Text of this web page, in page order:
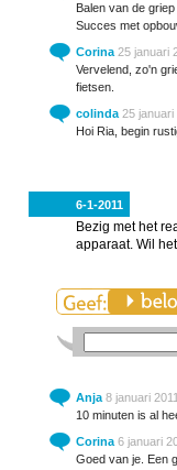
Balen van de
Succes met
Corina 25 januari
Vervelend, zo'n
fietsen.
colinda 25
Hoi Ria, begin
6-1-2011
Bezig met het
apparaat. Wil
Anja 8 januari
10 minuten is al
Corina 6 januari
Goed van je. Een